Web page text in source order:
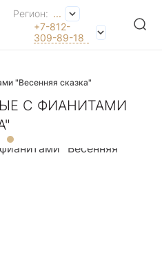
Регион: ...
+7-812-
309-89-18
"Весенняя сказка"
С ФИАНИТАМИ